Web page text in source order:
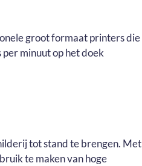
groot formaat printers die
minuut op het doek
tot stand te brengen. Met
te maken van hoge